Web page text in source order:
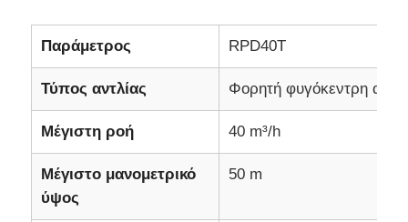
Σετ ψηφιακής γεννήτριας
Δημιουργός ανοιχτού πλαισίου
soundproof σύνολο γεννητριών
γεννήτρια εγχώριας χρήσης
Παράμετρος RPD40T
Τύπος αντλίας Φορητή φυγόκεντρη
Μέγιστη ροή 40 m³/h
Μέγιστο μανομετρικό
ύψος
50 m